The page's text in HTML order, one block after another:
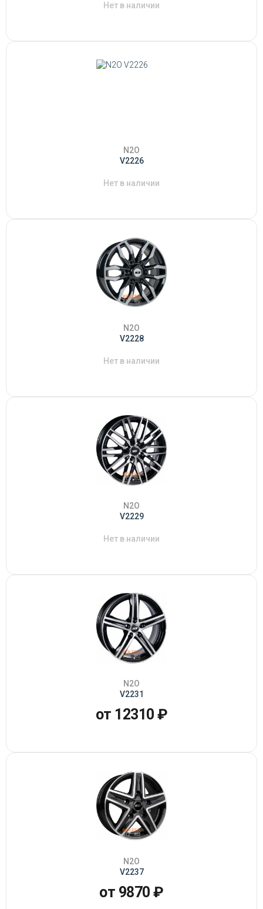
Нет в наличии
N2O
V2226
Нет в наличии
N2O
V2228
Нет в наличии
N2O
V2229
Нет в наличии
N2O
V2231
от 12310 ₽
N2O
V2237
от 9870 ₽